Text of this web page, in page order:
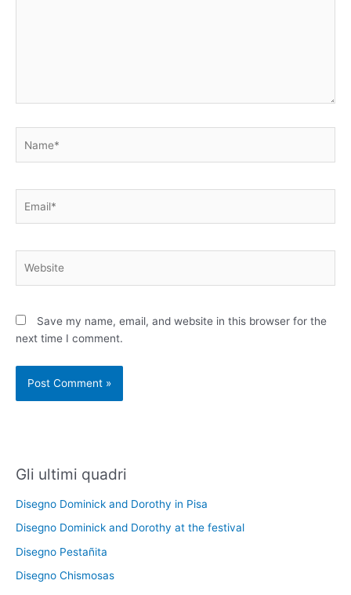
Save my name, email, and website in this browser for the
next time I comment.
Gli ultimi quadri
Disegno Dominick and Dorothy in Pisa
Disegno Dominick and Dorothy at the festival
Disegno Pestañita
Disegno Chismosas